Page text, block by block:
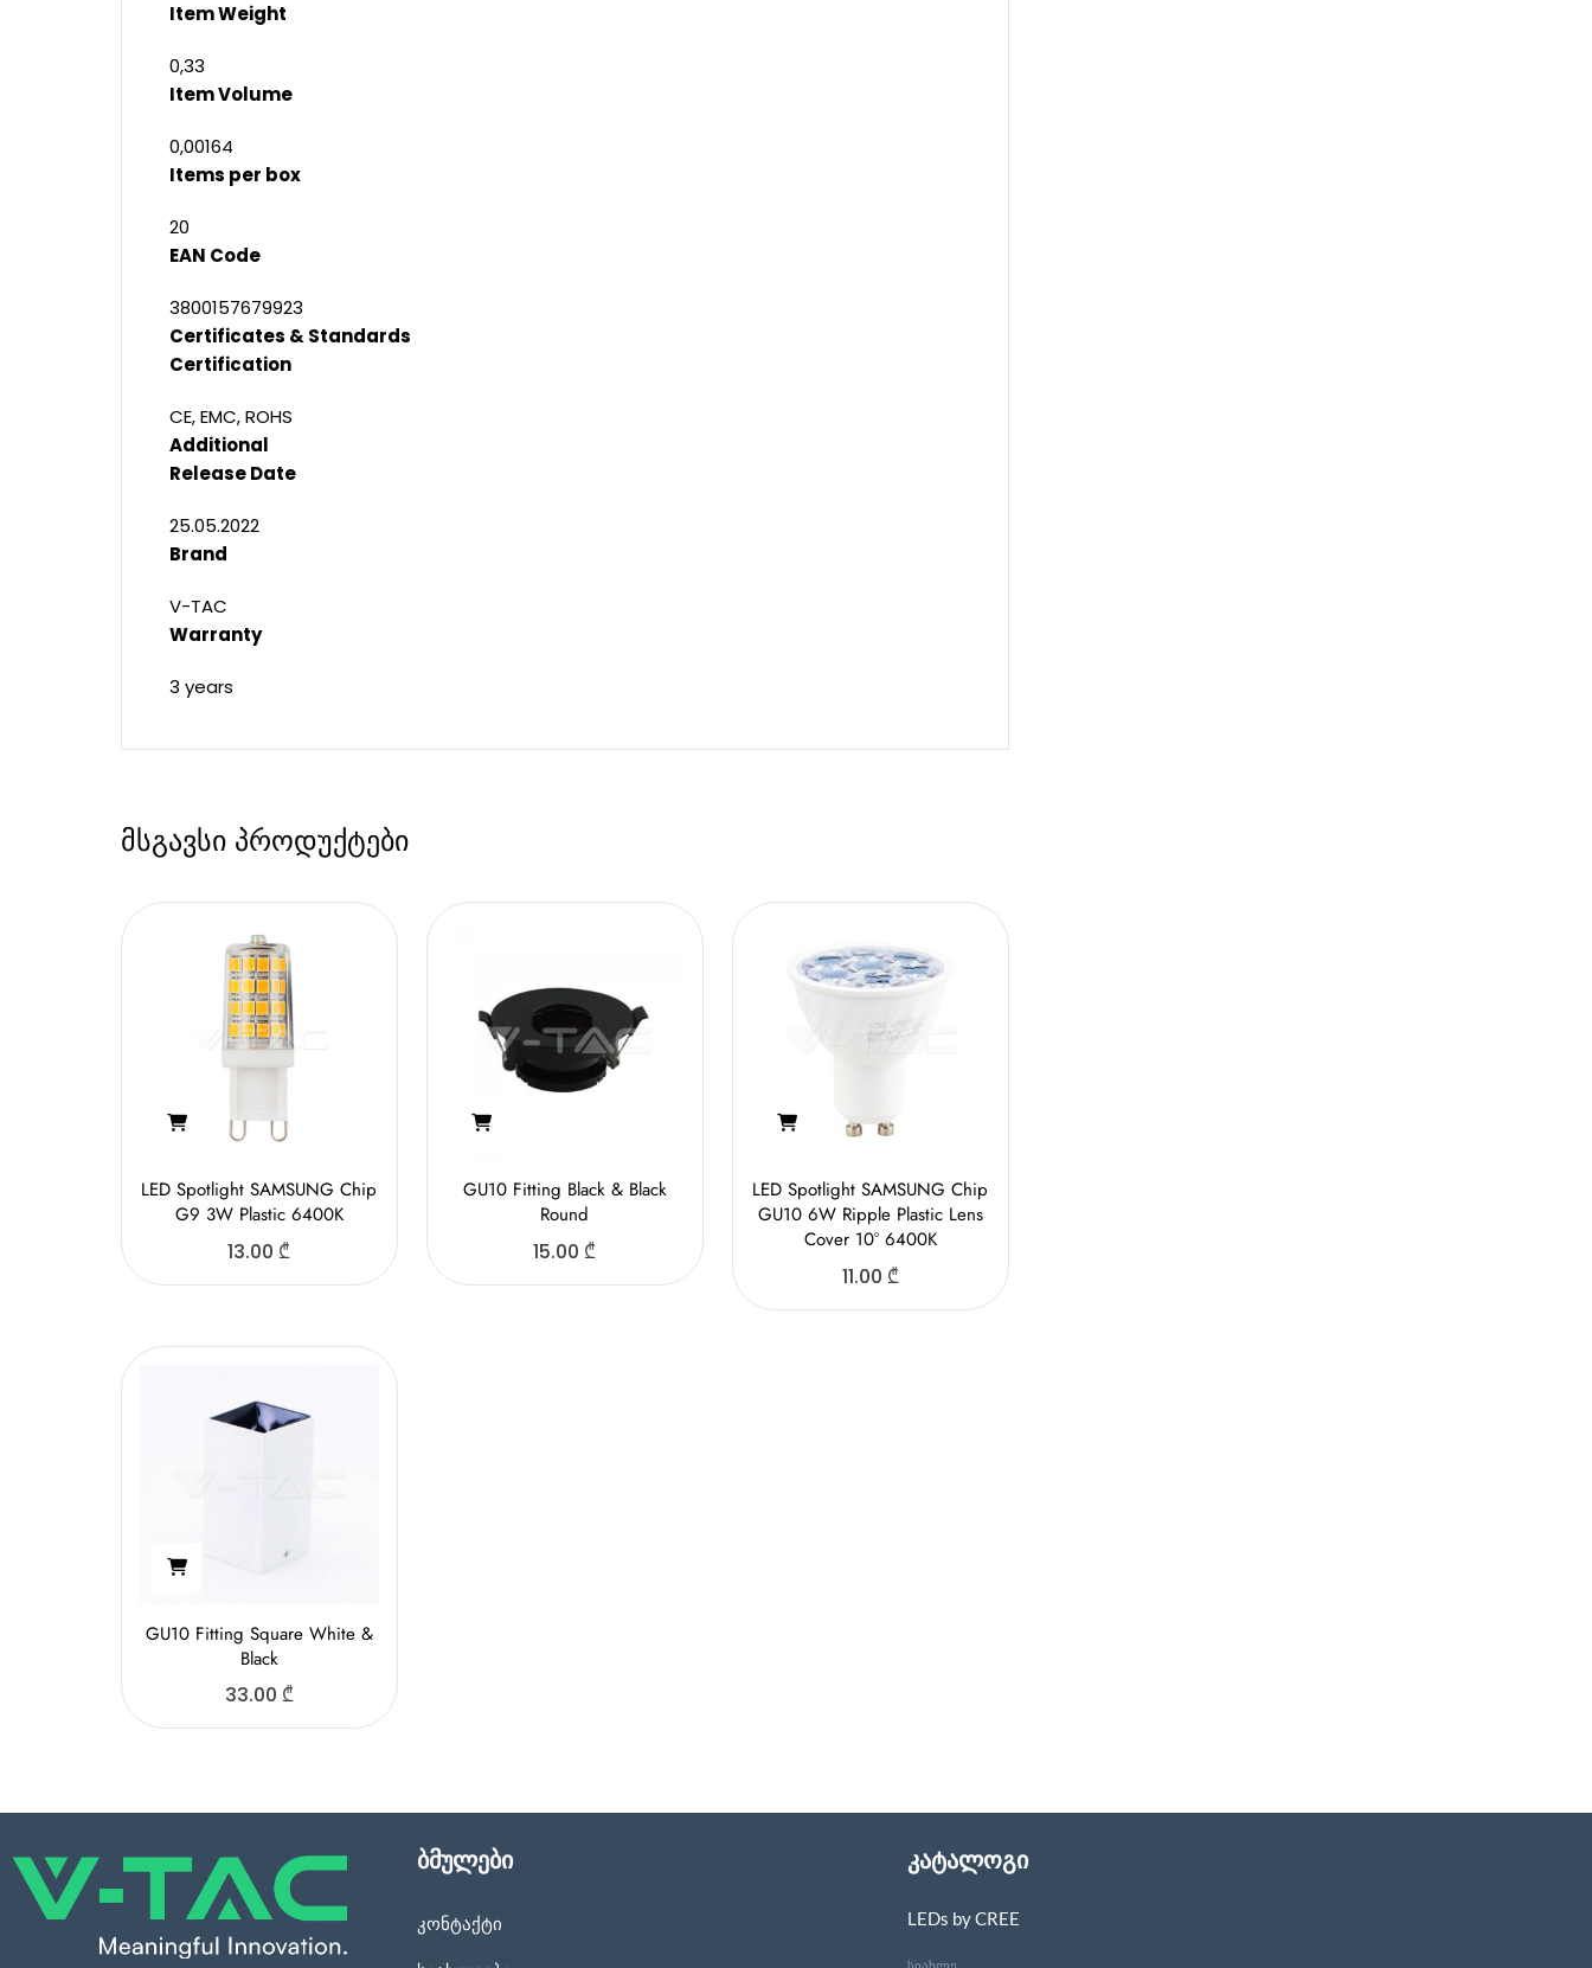
Item Weight
0,33
Item Volume
0,00164
Items per box
20
EAN Code
3800157679923
Certificates & Standards
Certification
CE, EMC, ROHS
Additional
Release Date
25.05.2022
Brand
V-TAC
Warranty
3 years
მსგავსი პროდუქტები
LED Spotlight SAMSUNG Chip
G9 3W Plastic 6400K
13.00₾
GU10 Fitting Black & Black
Round
15.00₾
LED Spotlight SAMSUNG Chip
GU10 6W Ripple Plastic Lens
Cover 10° 6400K
11.00 ₾
GU10 Fitting Square White &
Black
33.00 ₾
ბმულები
კონტაქტი
კატალოგი
LEDs by CREE